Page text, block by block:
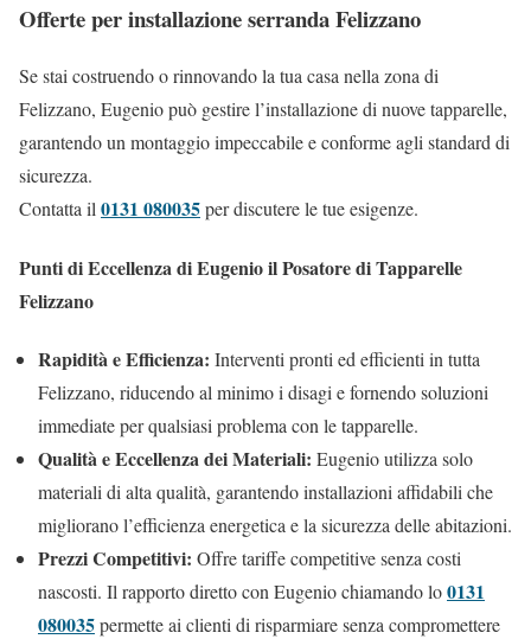
Offerte per installazione serranda Felizzano
Se stai costruendo o rinnovando la tua casa nella zona di
Felizzano, Eugenio può gestire l’installazione di nuove tapparelle,
garantendo un montaggio impeccabile e conforme agli standard di
sicurezza.
Contatta il0131 080035per discutere le tue esigenze.
Punti di Eccellenza di Eugenio il Posatore di Tapparelle
Felizzano
Rapidità e Efficienza: Interventi pronti ed efficienti in tutta
Felizzano, riducendo al minimo i disagi e fornendo soluzioni
immediate per qualsiasi problema con le tapparelle.
Qualità e Eccellenza dei Materiali: Eugenio utilizza solo
materiali di alta qualità, garantendo installazioni affidabili che
migliorano l’efficienza energetica e la sicurezza delle abitazioni.
Prezzi Competitivi: Offre tariffe competitive senza costi
nascosti. Il rapporto diretto con Eugenio chiamando lo0131
080035permette ai clienti di risparmiare senza compromettere